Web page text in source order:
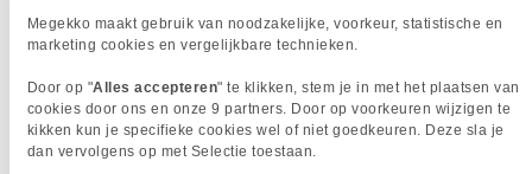
Megekko maakt gebruik van noodzakelijke, voorkeur, statistische en
marketing cookies en vergelijkbare technieken.
Door op "Alles accepteren" te klikken, stem je in met het plaatsen van
cookies door ons en onze 9 partners. Door op voorkeuren wijzigen te
kikken kun je specifieke cookies wel of niet goedkeuren. Deze sla je
dan vervolgens op met Selectie toestaan.
is
Klik bovenaan op 'kies categorie' om naar een
productcategorie te gaan of gebruik de zoekfunctie.